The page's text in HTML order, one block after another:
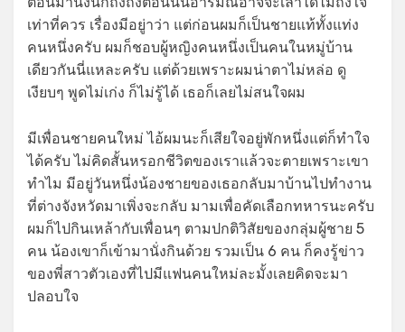
เท่าที่ควร เรื่องมีอยู่าว่า แต่ก่อนผมก็เป็นชายแท้ทั้งแท่ง
คนหนึ่งครับ ผมก็ชอบผู้หญิงคนหนึ่งเป็นคนในหมู่บ้าน
เดียวกันนี่แหละครับ แต่ด้วยเพราะผมน่าตาไม่หล่อ ดู
เงียบๆ พูดไม่เก่ง ก็ไม่รู้ได้ เธอก็เลยไม่สนใจผม
มีเพื่อนชายคนใหม่ ไอ้ผมนะก็เสียใจอยู่พักหนึ่งแต่ก็ทำใจ
ได้ครับ ไม่คิดสั้นหรอกชีวิตของเราแล้วจะตายเพราะเขา
ทำไม มีอยู่วันหนึ่งน้องชายของเธอกลับมาบ้านไปทำงาน
ที่ต่างจังหวัดมาเพิ่งจะกลับ มามเพื่อคัดเลือกทหารนะครับ
ผมก็ไปกินเหล้ากับเพื่อนๆ ตามปกติวิสัยของกลุ่มผู้ชาย 5
คน น้องเขาก็เข้ามานั่งกินด้วย รวมเป็น 6 คน ก็คงรู้ข่าว
ของพี่สาวตัวเองที่ไปมีแฟนคนใหม่ละมั้งเลยคิดจะมา
ปลอบใจ